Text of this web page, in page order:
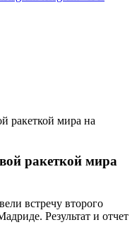
ракеткой мира на
ракеткой мира
встречу второго
Результат и отчет